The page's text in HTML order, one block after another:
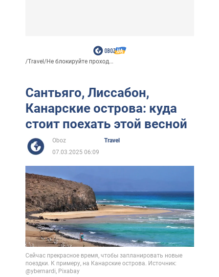
/Travel/Не блокируйте проход...
Сантьяго, Лиссабон,
Канарские острова: куда
стоит поехать этой весной
Oboz
Travel
07.03.2025 06:09
Сейчас прекрасное время, чтобы запланировать новые
поездки. К примеру, на Канарские острова. Источник:
@ybernardi, Pixabay